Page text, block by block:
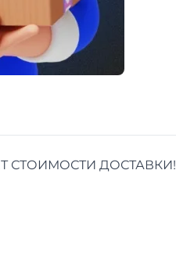
СТОИМОСТИ ДОСТАВКИ!